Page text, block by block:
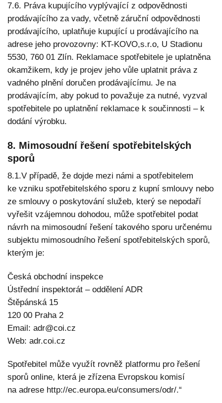
7.6. Práva kupujícího vyplývající z odpovědnosti
prodávajícího za vady, včetně záruční odpovědnosti
prodávajícího, uplatňuje kupující u prodávajícího na
adrese jeho provozovny: KT-KOVO,s.r.o, U Stadionu
5530, 760 01 Zlín. Reklamace spotřebitele je uplatněna
okamžikem, kdy je projev jeho vůle uplatnit práva z
vadného plnění doručen prodávajícímu. Je na
prodávajícím, aby pokud to považuje za nutné, vyzval
spotřebitele po uplatnění reklamace k součinnosti – k
dodání výrobku.
8. Mimosoudní řešení spotřebitelských
sporů
8.1.V případě, že dojde mezi námi a spotřebitelem
ke vzniku spotřebitelského sporu z kupní smlouvy nebo
ze smlouvy o poskytování služeb, který se nepodaří
vyřešit vzájemnou dohodou, může spotřebitel podat
návrh na mimosoudní řešení takového sporu určenému
subjektu mimosoudního řešení spotřebitelských sporů,
kterým je:
Česká obchodní inspekce
Ústřední inspektorát – oddělení ADR
Štěpánská 15
120 00 Praha 2
Email: adr@coi.cz
Web: adr.coi.cz
Spotřebitel může využít rovněž platformu pro řešení
sporů online, která je zřízena Evropskou komisí
na adrese http://ec.europa.eu/consumers/odr/.“